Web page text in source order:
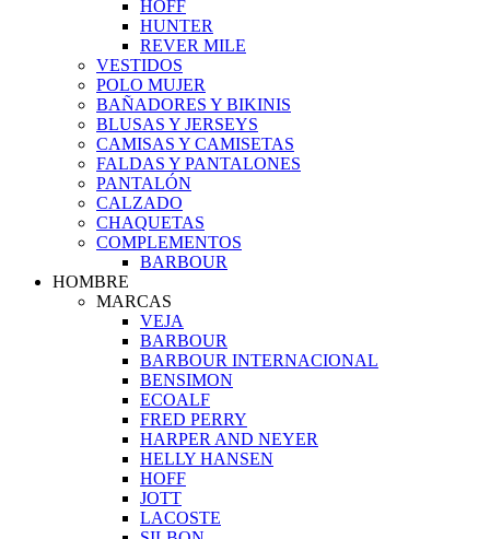
HOFF
HUNTER
REVER MILE
VESTIDOS
POLO MUJER
BAÑADORES Y BIKINIS
BLUSAS Y JERSEYS
CAMISAS Y CAMISETAS
FALDAS Y PANTALONES
PANTALÓN
CALZADO
CHAQUETAS
COMPLEMENTOS
BARBOUR
HOMBRE
MARCAS
VEJA
BARBOUR
BARBOUR INTERNACIONAL
BENSIMON
ECOALF
FRED PERRY
HARPER AND NEYER
HELLY HANSEN
HOFF
JOTT
LACOSTE